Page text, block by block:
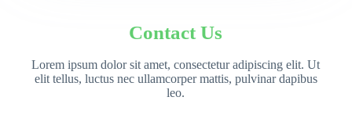
Contact Us
Lorem ipsum dolor sit amet, consectetur adipiscing elit. Ut
elit tellus, luctus nec ullamcorper mattis, pulvinar dapibus
leo.